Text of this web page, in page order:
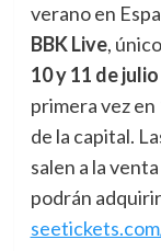
verano en
BBK Live,
10 y 11 de
primera vez
de la capital.
salen a la
podrán